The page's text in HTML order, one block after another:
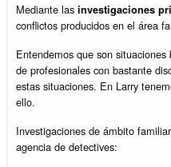
Mediante las investigaciones
conflictos producidos en el área
Entendemos que son
de profesionales con bastante
estas situaciones. En Larry
ello.
Investigaciones de ámbito
agencia de detectives: